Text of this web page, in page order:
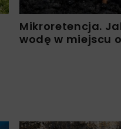
Mikroretencja.
wodę w miejscu